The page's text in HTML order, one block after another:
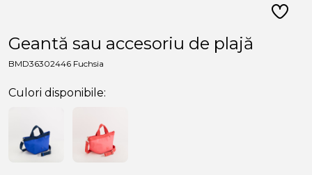
Geantă sau accesoriu de plajă
BMD36302446 Fuchsia
Culori disponibile: